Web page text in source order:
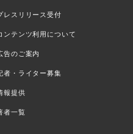
レスリリース受付
ンテンツ利用について
告のご案内
者・ライター募集
報提供
者一覧